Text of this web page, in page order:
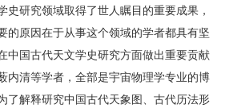
研究领域取得了世人瞩目的重要成果，
的原因在于从事这个领域的学者都具有坚
中国古代天文学史研究方面做出重要贡献
内清等学者，全部是宇宙物理学专业的博
了解释研究中国古代天象图、古代历法形